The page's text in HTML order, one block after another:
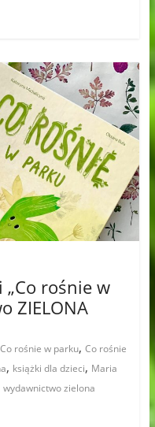
„Co rośnie w
ZIELONA
Co rośnie w parku, Co rośnie
, książki dla dzieci, Maria
wydawnictwo zielona